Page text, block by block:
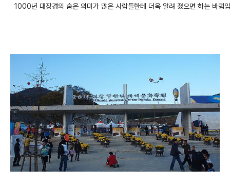
1000년 대장경의 숨은 의미가 많은 사람들한테 더욱 알려 졌으면 하는 바램